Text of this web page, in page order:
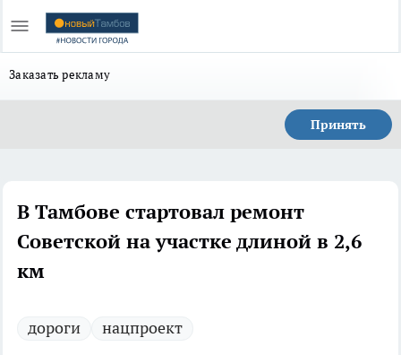
Заказать рекламу
Принять
В Тамбове стартовал ремонт
Советской на участке длиной в 2,6
км
дороги нацпроект